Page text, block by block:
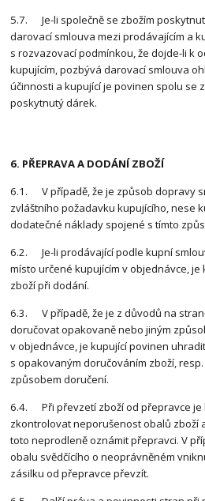
5.7. Je-li společně se zbožím
darovací smlouva mezi prodávajícím a
s rozvazovací podmínkou, že dojde-li k
kupujícím, pozbývá darovací smlouva
účinnosti a kupující je povinen spolu se
poskytnutý dárek.
6. PŘEPRAVA A DODÁNÍ ZBOŽÍ
6.1. V případě, že je způsob dopravy
zvláštního požadavku kupujícího, nese
dodatečné náklady spojené s tímto
6.2. Je-li prodávající podle kupní
místo určené kupujícím v objednávce,
zboží při dodání.
6.3. V případě, že je z důvodů na
doručovat opakovaně nebo jiným
v objednávce, je kupující povinen
s opakovaným doručováním zboží,
způsobem doručení.
6.4. Při převzetí zboží od přepravce je
zkontrolovat neporušenost obalů zboží
toto neprodleně oznámit přepravci. V
obalu svědčícího o neoprávněném
zásilku od přepravce převzít.